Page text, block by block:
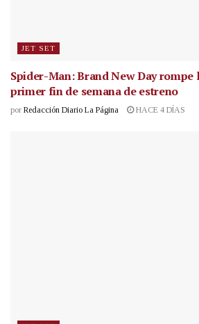
JET SET
Spider-Man: Brand New Day
primer fin de semana de estreno
por Redacción Diario La Página HACE 4 DÍAS